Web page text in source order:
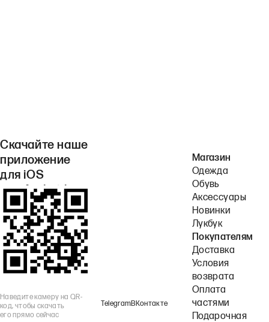
Скачайте наше
приложение
для iOS
или Android.
Наведите камеру на QR-
код, чтобы скачать
его прямо сейчас
TelegramВКонтакте
Магазин
Одежда
Обувь
Аксессуары
Новинки
Лукбук
Покупателям
Доставка
Условия
возврата
Оплата
частями
Подарочная